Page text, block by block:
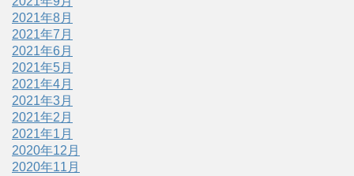
2021年8月
2021年7月
2021年6月
2021年5月
2021年4月
2021年3月
2021年2月
2021年1月
2020年12月
2020年11月